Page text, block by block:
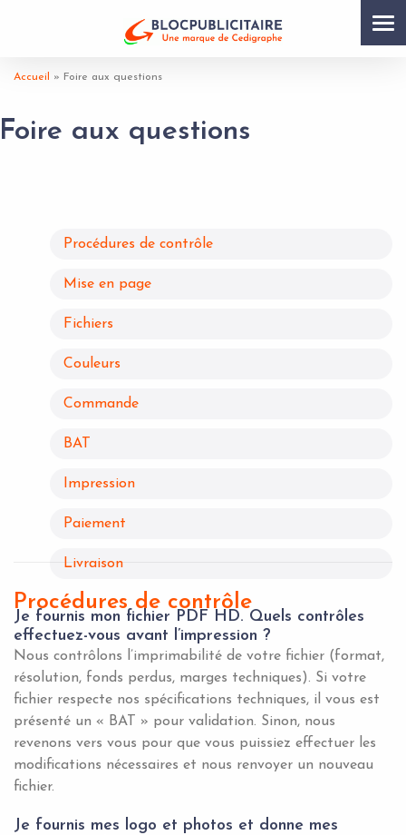
Accueil » Foire aux questions
Foire aux questions
Procédures de contrôle
Mise en page
Fichiers
Couleurs
Commande
BAT
Impression
Paiement
Livraison
Procédures de contrôle
Je fournis mon fichier PDF HD. Quels contrôles
effectuez-vous avant l’impression ?
Nous contrôlons l’imprimabilité de votre fichier (format,
résolution, fonds perdus, marges techniques). Si votre
fichier respecte nos spécifications techniques, il vous est
présenté un « BAT » pour validation. Sinon, nous
revenons vers vous pour que vous puissiez effectuer les
modifications nécessaires et nous renvoyer un nouveau
fichier.
Je fournis mes logo et photos et donne mes